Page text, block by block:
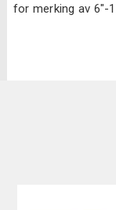
for merking av 6″-